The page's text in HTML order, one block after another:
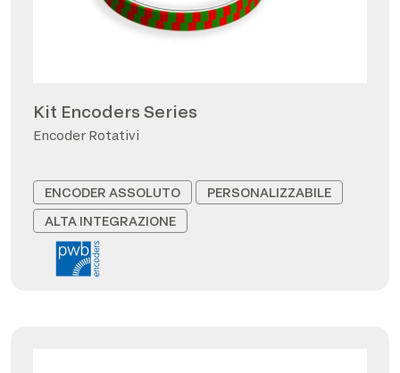
Kit Encoders Series
Encoder Rotativi
ENCODER ASSOLUTO
PERSONALIZZABILE
ALTA INTEGRAZIONE